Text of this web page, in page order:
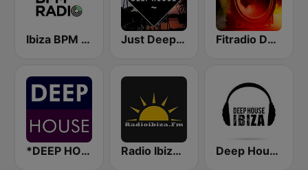
Ibiza BPM Radio Just Deep House Fitradio Deep house
*DEEP HOUSE Radio Ibiza FM Deep House Ibiza